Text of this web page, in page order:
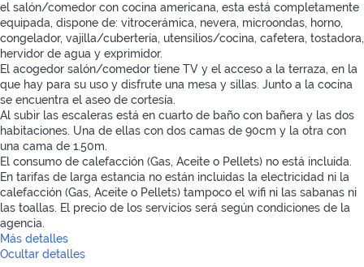
el salón/comedor con cocina americana, esta está completamente
equipada, dispone de: vitrocerámica, nevera, microondas, horno,
congelador, vajilla/cubertería, utensilios/cocina, cafetera, tostadora,
hervidor de agua y exprimidor.
El acogedor salón/comedor tiene TV y el acceso a la terraza, en la
que hay para su uso y disfrute una mesa y sillas. Junto a la cocina
se encuentra el aseo de cortesía.
Al subir las escaleras está en cuarto de baño con bañera y las dos
habitaciones. Una de ellas con dos camas de 90cm y la otra con
una cama de 1.50m.
El consumo de calefacción (Gas, Aceite o Pellets) no está incluida.
En tarifas de larga estancia no están incluidas la electricidad ni la
calefacción (Gas, Aceite o Pellets) tampoco el wifi ni las sabanas ni
las toallas. El precio de los servicios será según condiciones de la
agencia.
Más detalles
Ocultar detalles